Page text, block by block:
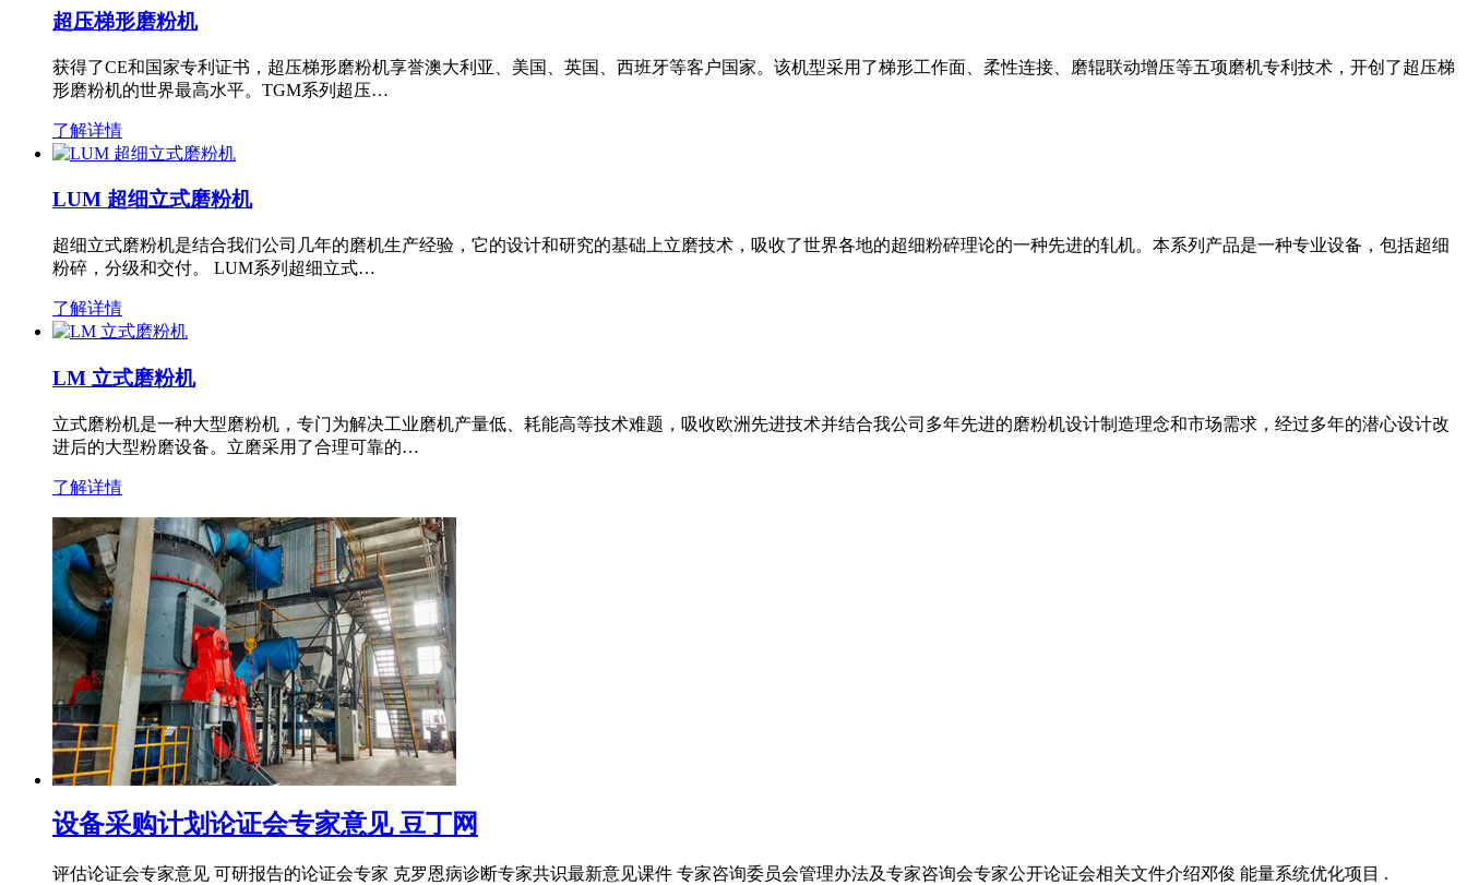
超压梯形磨粉机
获得了CE和国家专利证书，超压梯形磨粉机享誉澳大利亚、美国、英国、西班牙等客户国家。该机型采用了梯形工作面、柔性连接、磨辊联动增压等五项磨机专利技术，开创了超压梯
形磨粉机的世界最高水平。TGM系列超压…
了解详情
LUM 超细立式磨粉机
超细立式磨粉机是结合我们公司几年的磨机生产经验，它的设计和研究的基础上立磨技术，吸收了世界各地的超细粉碎理论的一种先进的轧机。本系列产品是一种专业设备，包括超细
粉碎，分级和交付。 LUM系列超细立式…
了解详情
LM 立式磨粉机
立式磨粉机是一种大型磨粉机，专门为解决工业磨机产量低、耗能高等技术难题，吸收欧洲先进技术并结合我公司多年先进的磨粉机设计制造理念和市场需求，经过多年的潜心设计改
进后的大型粉磨设备。立磨采用了合理可靠的…
了解详情
设备采购计划论证会专家意见 豆丁网
评估论证会专家意见 可研报告的论证会专家 克罗恩病诊断专家共识最新意见课件 专家咨询委员会管理办法及专家咨询会专家公开论证会相关文件介绍邓俊 能量系统优化项目 .